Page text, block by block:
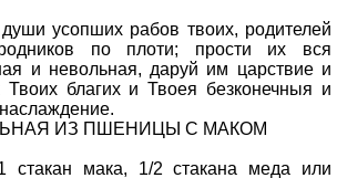
усопших рабов твоих, родителей
по плоти; прости их вся
и невольная, даруй им царствие и
Твоих благих и Твоея безконечныя и
ИЗ ПШЕНИЦЫ С МАКОМ
мака, 1/2 стакана меда или